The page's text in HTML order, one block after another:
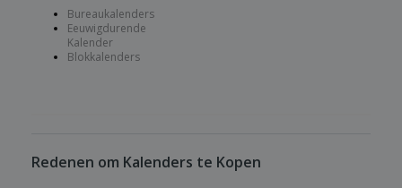
Bureaukalenders
Eeuwigdurende
Kalender
Blokkalenders
Redenen om Kalenders te Kopen